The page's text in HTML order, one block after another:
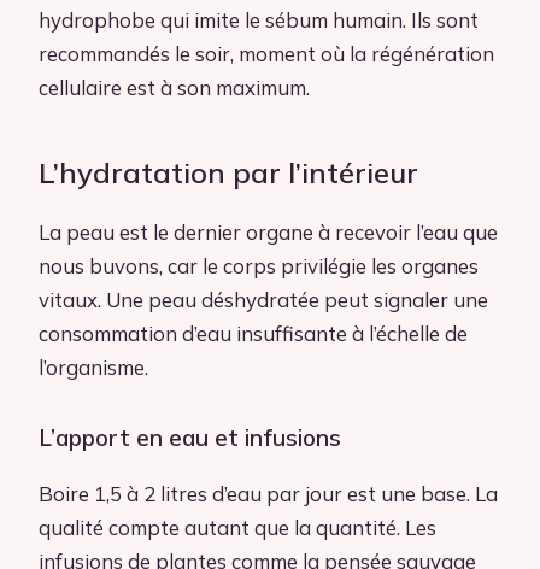
hydrophobe qui imite le sébum humain. Ils sont
recommandés le soir, moment où la régénération
cellulaire est à son maximum.
L’hydratation par l’intérieur
La peau est le dernier organe à recevoir l’eau que
nous buvons, car le corps privilégie les organes
vitaux. Une peau déshydratée peut signaler une
consommation d’eau insuffisante à l’échelle de
l’organisme.
L’apport en eau et infusions
Boire 1,5 à 2 litres d’eau par jour est une base. La
qualité compte autant que la quantité. Les
infusions de plantes comme la pensée sauvage